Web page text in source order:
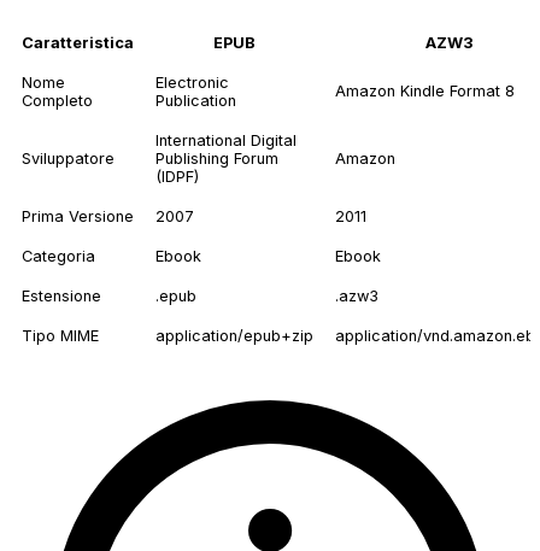
Caratteristica EPUB AZW3
Nome
Completo
Electronic
Publication
Amazon Kindle Format 8
Sviluppatore
International Digital
Publishing Forum
(IDPF)
Amazon
Prima Versione 2007 2011
Categoria Ebook Ebook
Estensione .epub .azw3
Tipo MIME application/epub+zip application/